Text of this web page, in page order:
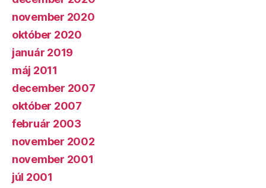
november 2020
október 2020
január 2019
máj 2011
december 2007
október 2007
február 2003
november 2002
november 2001
júl 2001